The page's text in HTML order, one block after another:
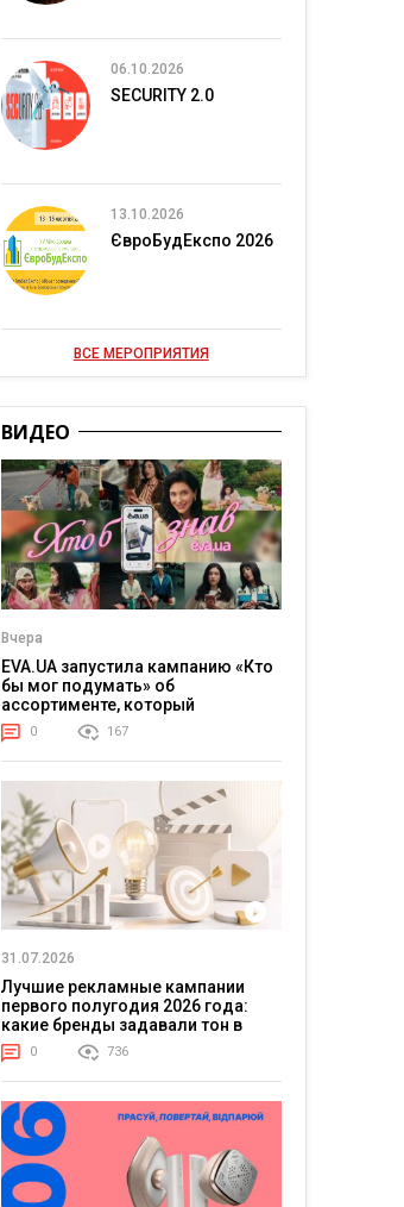
06.10.2026
SECURITY 2.0
13.10.2026
ЄвроБудЕкспо 2026
ВСЕ МЕРОПРИЯТИЯ
ВИДЕО
Вчера
EVA.UA запустила кампанию «Кто
бы мог подумать» об
ассортименте, который
покупатели не ожидают увидеть
на платформе
0 167
31.07.2026
Лучшие рекламные кампании
первого полугодия 2026 года:
какие бренды задавали тон в
отрасли
0 736